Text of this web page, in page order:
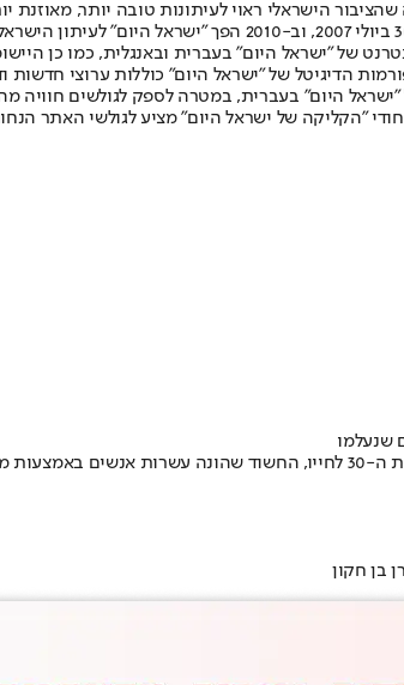
הישראלי ראוי לעיתונות טובה יותר, מאוזנת
תשלום. המהדורה המודפסת הראשונה פורסמה ב-30
הדיגיטל של "ישראל היום" כוללות ערוצי חדשות
של "ישראל היום" בעברית, במטרה לספק לגולשים
"הקליקה של ישראל היום" מציע לגולשי האתר
המשטרה הגישה הצהרת תובע נגד תושב חולון בשנות ה-30
בן חקון